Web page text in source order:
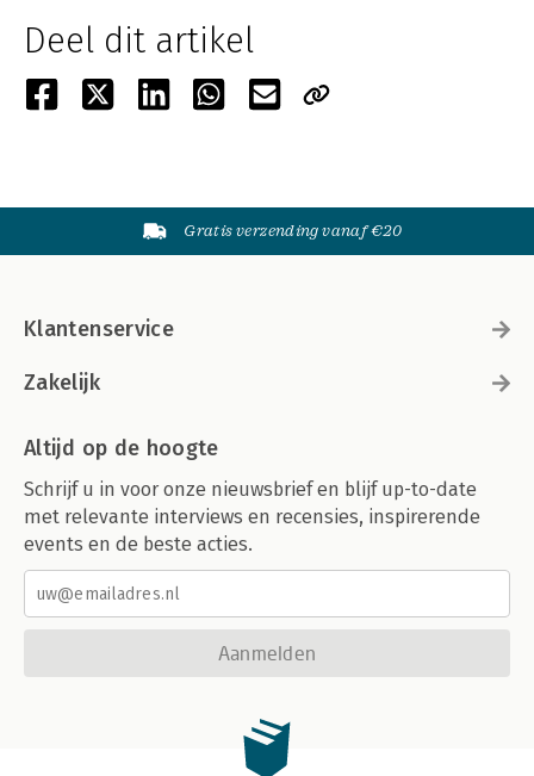
Deel dit artikel
Gratis verzending vanaf €20
Klantenservice
Zakelijk
Altijd op de hoogte
Schrijf u in voor onze nieuwsbrief en blijf up-to-date
met relevante interviews en recensies, inspirerende
events en de beste acties.
Aanmelden